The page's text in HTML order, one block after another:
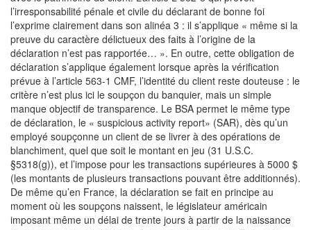
l’irresponsabilité pénale et civile du déclarant de bonne foi
l’exprime clairement dans son alinéa 3 : il s’applique « même si la
preuve du caractère délictueux des faits à l’origine de la
déclaration n’est pas rapportée… ». En outre, cette obligation de
déclaration s’applique également lorsque après la vérification
prévue à l’article 563-1 CMF, l’identité du client reste douteuse : le
critère n’est plus ici le soupçon du banquier, mais un simple
manque objectif de transparence. Le BSA permet le même type
de déclaration, le « suspicious activity report» (SAR), dès qu’un
employé soupçonne un client de se livrer à des opérations de
blanchiment, quel que soit le montant en jeu (31 U.S.C.
§5318(g)), et l’impose pour les transactions supérieures à 5000 $
(les montants de plusieurs transactions pouvant être additionnés).
De même qu’en France, la déclaration se fait en principe au
moment où les soupçons naissent, le législateur américain
imposant même un délai de trente jours à partir de la naissance